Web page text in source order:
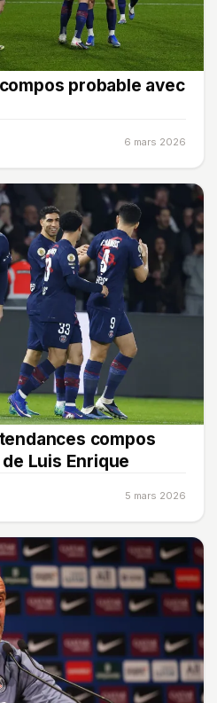
probable avec
6 mars 2026
compos
Luis Enrique
5 mars 2026